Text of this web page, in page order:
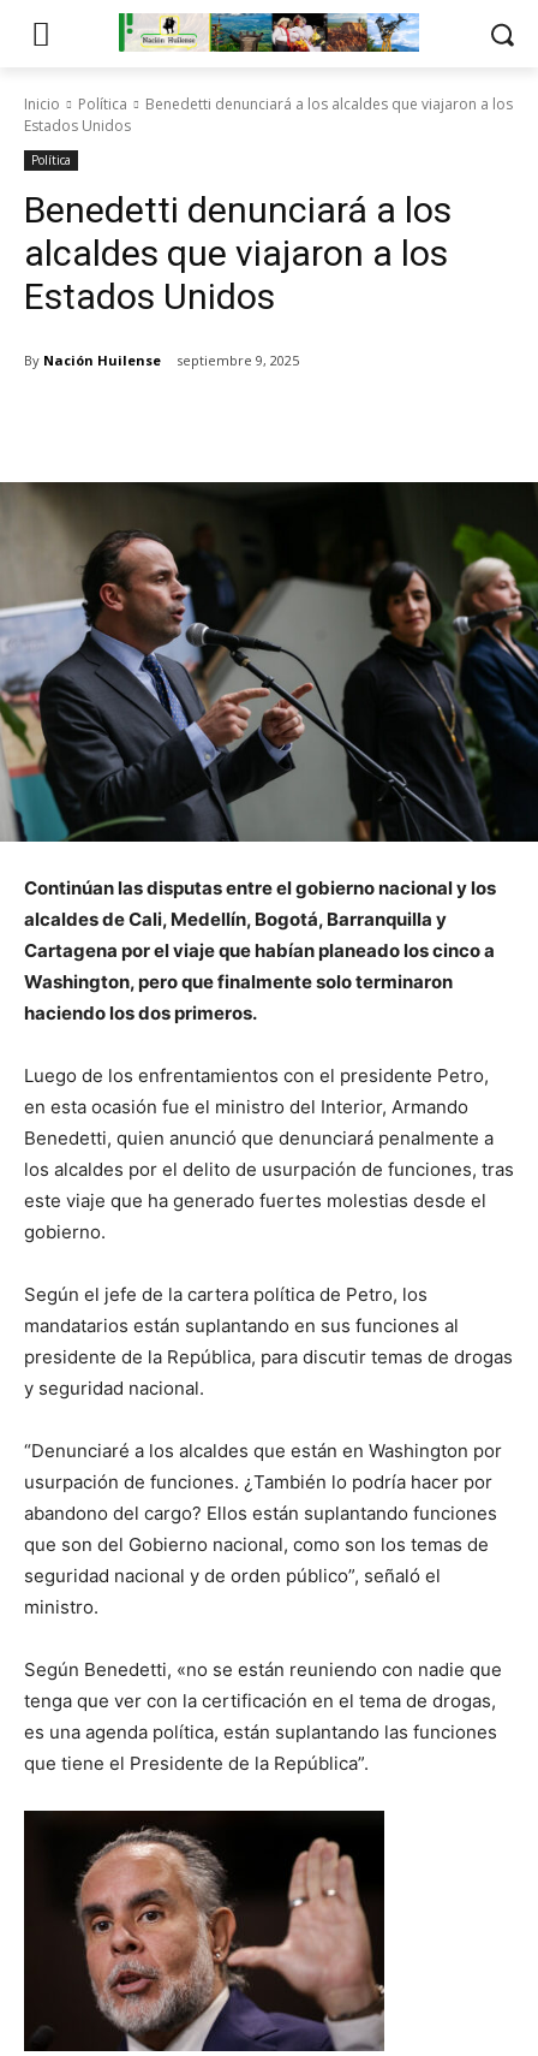
Inicio Política
Benedetti denunciará a los alcaldes que viajaron a los
Estados Unidos
Política
Benedetti denunciará a los
alcaldes que viajaron a los
Estados Unidos
By Nación Huilense septiembre 9, 2025
Continúan las disputas entre el gobierno nacional y los
alcaldes de Cali, Medellín, Bogotá, Barranquilla y
Cartagena por el viaje que habían planeado los cinco a
Washington, pero que finalmente solo terminaron
haciendo los dos primeros.
Luego de los enfrentamientos con el presidente Petro,
en esta ocasión fue el ministro del Interior, Armando
Benedetti, quien anunció que denunciará penalmente a
los alcaldes por el delito de usurpación de funciones, tras
este viaje que ha generado fuertes molestias desde el
gobierno.
Según el jefe de la cartera política de Petro, los
mandatarios están suplantando en sus funciones al
presidente de la República, para discutir temas de drogas
y seguridad nacional.
“Denunciaré a los alcaldes que están en Washington por
usurpación de funciones. ¿También lo podría hacer por
abandono del cargo? Ellos están suplantando funciones
que son del Gobierno nacional, como son los temas de
seguridad nacional y de orden público”, señaló el
ministro.
Según Benedetti, «no se están reuniendo con nadie que
tenga que ver con la certificación en el tema de drogas,
es una agenda política, están suplantando las funciones
que tiene el Presidente de la República”.